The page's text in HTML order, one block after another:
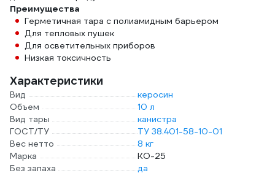
Преимущества
Герметичная тара с полиамидным барьером
Для тепловых пушек
Для осветительных приборов
Низкая токсичность
Характеристики
Вид
керосин
Объем
10 л
Вид тары
канистра
ГОСТ/ТУ
ТУ 38.401-58-10-01
Вес нетто
8 кг
Марка
КО-25
Без запаха
да